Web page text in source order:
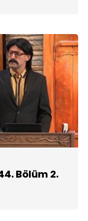
Bölüm 2.